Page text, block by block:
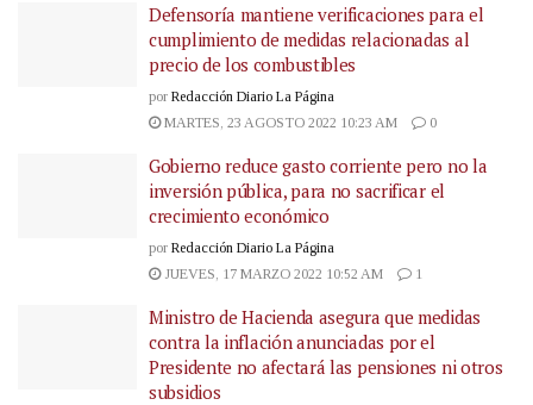
Defensoría mantiene verificaciones para el
cumplimiento de medidas relacionadas al
precio de los combustibles
por Redacción Diario La Página
MARTES, 23 AGOSTO 2022 10:23 AM
0
Gobierno reduce gasto corriente pero no la
inversión pública, para no sacrificar el
crecimiento económico
por Redacción Diario La Página
JUEVES, 17 MARZO 2022 10:52 AM
1
Ministro de Hacienda asegura que medidas
contra la inflación anunciadas por el
Presidente no afectará las pensiones ni otros
subsidios